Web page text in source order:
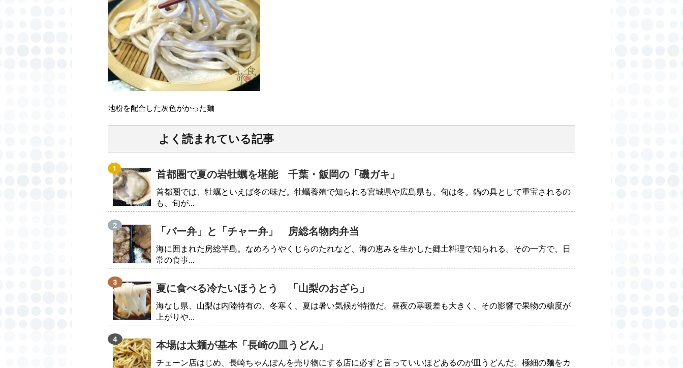
地粉を配合した灰色がかった麺
よく読まれている記事
首都圏で夏の岩牡蠣を堪能 千葉・飯岡の「磯ガキ」
首都圏では、牡蠣といえば冬の味だ。牡蠣養殖で知られる宮城県や広島県も、旬は冬。鍋の具として重宝されるの
も、旬が...
「バー弁」と「チャー弁」 房総名物肉弁当
海に囲まれた房総半島。なめろうやくじらのたれなど、海の恵みを生かした郷土料理で知られる。その一方で、日
常の食事...
夏に食べる冷たいほうとう 「山梨のおざら」
海なし県、山梨は内陸特有の、冬寒く、夏は暑い気候が特徴だ。昼夜の寒暖差も大きく、その影響で果物の糖度が
上がりや...
本場は太麺が基本「長崎の皿うどん」
チェーン店はじめ、長崎ちゃんぽんを売り物にする店に必ずと言っていいほどあるのが皿うどんだ。極細の麺をカ